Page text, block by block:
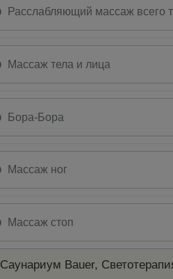
Расслабляющий массаж всего
Массаж тела и лица
Бора-Бора
Массаж ног
Массаж стоп
Саунариум Bauer,